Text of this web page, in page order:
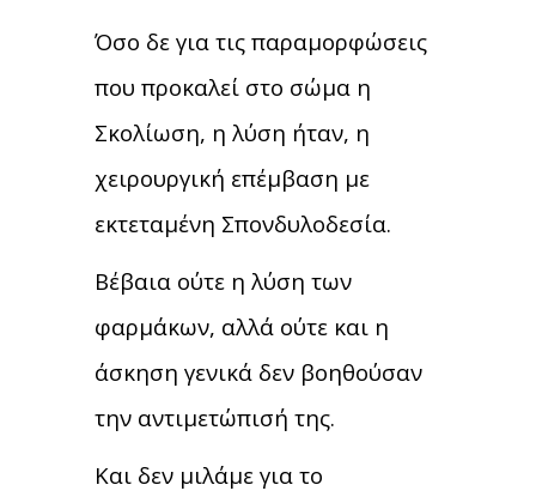
Όσο δε για τις παραμορφώσεις
που προκαλεί στο σώμα η
Σκολίωση, η λύση ήταν, η
χειρουργική επέμβαση με
εκτεταμένη Σπονδυλοδεσία.
Βέβαια ούτε η λύση των
φαρμάκων, αλλά ούτε και η
άσκηση γενικά δεν βοηθούσαν
την αντιμετώπισή της.
Και δεν μιλάμε για το